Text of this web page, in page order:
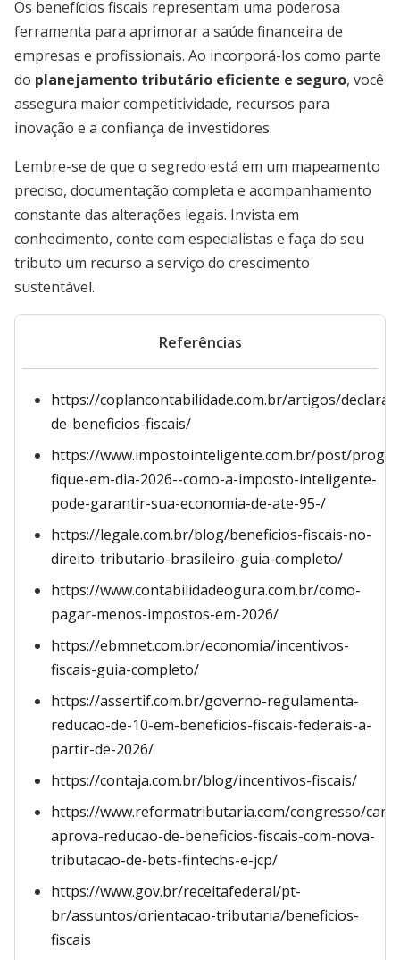
Os benefícios fiscais representam uma poderosa
ferramenta para aprimorar a saúde financeira de
empresas e profissionais. Ao incorporá-los como parte
do planejamento tributário eficiente e seguro, você
assegura maior competitividade, recursos para
inovação e a confiança de investidores.
Lembre-se de que o segredo está em um mapeamento
preciso, documentação completa e acompanhamento
constante das alterações legais. Invista em
conhecimento, conte com especialistas e faça do seu
tributo um recurso a serviço do crescimento
sustentável.
Referências
https://coplancontabilidade.com.br/artigos/
de-beneficios-fiscais/
https://www.impostointeligente.com.br/post/
fique-em-dia-2026--como-a-imposto-inteligente-
pode-garantir-sua-economia-de-ate-95-/
https://legale.com.br/blog/beneficios-fiscais-no-
direito-tributario-brasileiro-guia-completo/
https://www.contabilidadeogura.com.br/como-
pagar-menos-impostos-em-2026/
https://ebmnet.com.br/economia/incentivos-
fiscais-guia-completo/
https://assertif.com.br/governo-regulamenta-
reducao-de-10-em-beneficios-fiscais-federais-a-
partir-de-2026/
https://contaja.com.br/blog/incentivos-fiscais/
https://www.reformatributaria.com/congresso/
aprova-reducao-de-beneficios-fiscais-com-nova-
tributacao-de-bets-fintechs-e-jcp/
https://www.gov.br/receitafederal/pt-
br/assuntos/orientacao-tributaria/beneficios-
fiscais